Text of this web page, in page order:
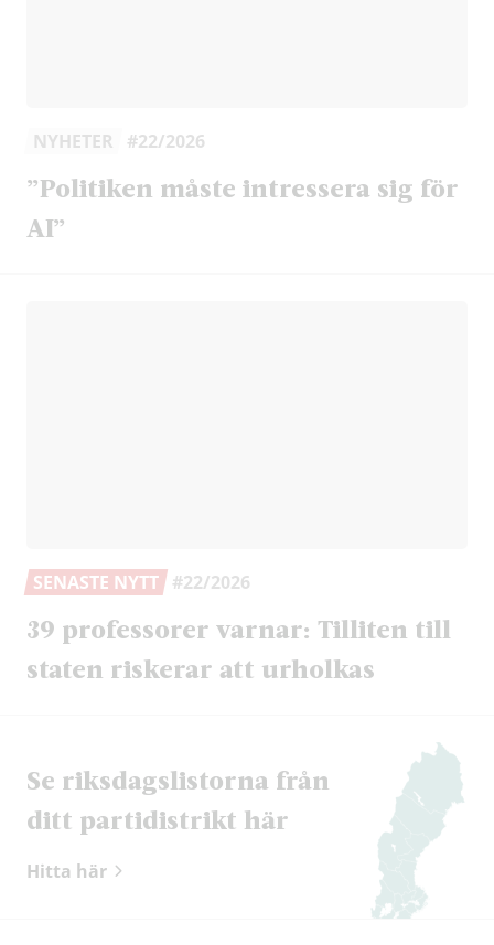
NYHETER #22/2026
”Politiken måste intressera sig för
AI”
SENASTE NYTT #22/2026
39 professorer varnar: Tilliten till
staten riskerar att urholkas
Se riksdags­listorna från
ditt partidistrikt här
Hitta här